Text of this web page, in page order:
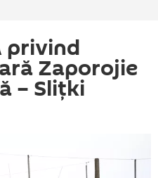
privind
Zaporojie
– Slițki